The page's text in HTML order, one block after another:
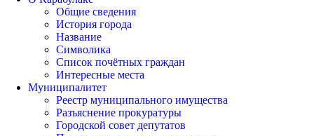
Общие сведения
История города
Название
Символика
Список почётных граждан
Интересные места
Муниципалитет
Реестр муниципального имущества
Разъяснение прокуратуры
Городской совет депутатов